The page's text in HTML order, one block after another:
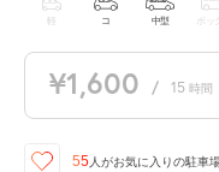
軽 コ 中型 ボッ
¥1,600 / 15 時間
55 人がお気に入りの駐車